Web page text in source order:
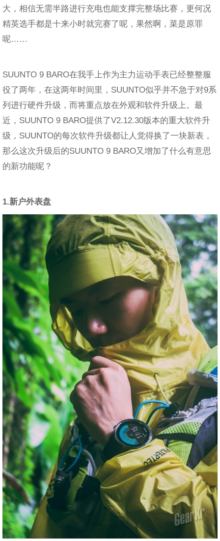
大，相信无需半路进行充电也能支撑完整场比赛，更何况
精英选手都是十来小时就完赛了呢，果然啊，菜是原罪
呢……
SUUNTO 9 BARO在我手上作为主力运动手表已经整整服
役了两年，在这两年时间里，SUUNTO似乎并不急于对9系
列进行硬件升级，而将重点放在外观和软件升级上。最
近，SUUNTO 9 BARO提供了V2.12.30版本的重大软件升
级，SUUNTO的每次软件升级都让人觉得换了一块新表，
那么这次升级后的SUUNTO 9 BARO又增加了什么有意思
的新功能呢？
1.新户外表盘